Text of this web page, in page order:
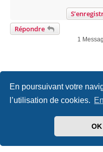
En poursuivant votre
l’utilisation de cookies.
OK
Répondre
1
Accueil Politiques
phpBB-fr.com
created by INVENTEA